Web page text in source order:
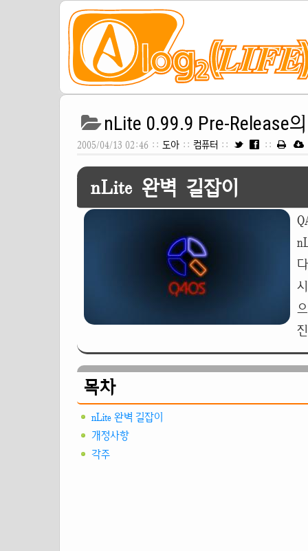
nLite 0.99.9 Pre-Release
2005/04/13 02:46 :: 도아 :: 컴퓨터 :: ::
nLite 완벽 길잡이
목차
nLite 완벽 길잡이
개정사항
각주